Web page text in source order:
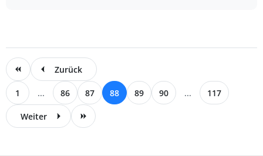
Zurück
1 ... 86 87 88 89 90 ... 117
Weiter